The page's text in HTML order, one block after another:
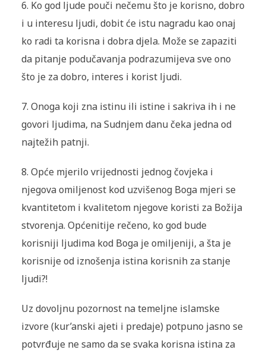
6. Ko god ljude pouči nečemu što je korisno, dobro
i u interesu ljudi, dobit će istu nagradu kao onaj
ko radi ta korisna i dobra djela. Može se zapaziti
da pitanje podučavanja podrazumijeva sve ono
što je za dobro, interes i korist ljudi.
7. Onoga koji zna istinu ili istine i sakriva ih i ne
govori ljudima, na Sudnjem danu čeka jedna od
najtežih patnji.
8. Opće mjerilo vrijednosti jednog čovjeka i
njegova omiljenost kod uzvišenog Boga mjeri se
kvantitetom i kvalitetom njegove koristi za Božija
stvorenja. Općenitije rečeno, ko god bude
korisniji ljudima kod Boga je omiljeniji, a šta je
korisnije od iznošenja istina korisnih za stanje
ljudi?!
Uz dovoljnu pozornost na temeljne islamske
izvore (kur’anski ajeti i predaje) potpuno jasno se
potvrđuje ne samo da se svaka korisna istina za